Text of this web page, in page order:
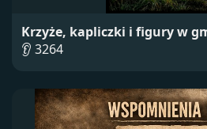
Krzyże, kapliczki i figury w
👂 3264